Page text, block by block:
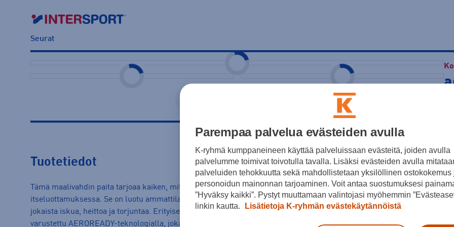
Seurat
Tuotetiedot
Tämä maalivahdin paita tarjoaa kaiken, mitä tarvitset hallitaksesi maalialuetta täydessä
itseluottamuksessa. Se on luotu ammattilaisten pelaajatietoihin perustuen, ja se tukee
jokaista iskua, heittoa ja torjuntaa. Erityisesti maalivahdeille suunniteltu malli on
varustettu AEROREADY-teknologialla, joka hallitsee kosteutta ja pitää sinut
Parempaa palvelua evästeiden avulla
K-ryhmä kumppaneineen käyttää palveluissaan evästeitä, joiden avulla
palvelumme toimivat toivotulla tavalla. Lisäksi evästeiden avulla
palveluiden tehokkuutta sekä mahdollistetaan yksilöllinen ostokokemus
personoidun mainonnan tarjoaminen. Voit antaa suostumuksesi
”Hyväksy kaikki”. Pystyt muuttamaan valintojasi myöhemmin
linkin kautta.
Lisätietoja K-ryhmän evästekäytännöistä